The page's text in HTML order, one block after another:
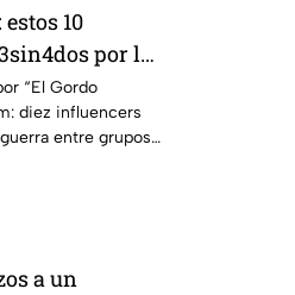
10
por la
y La Mayiza
“El Gordo
diez influencers
entre grupos
a un